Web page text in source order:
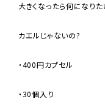
大きくなったら何になりた
カエルじゃないの?
・400円カプセル
・30個入り